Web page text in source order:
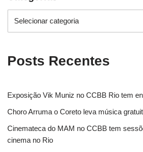
Posts Recentes
Exposição Vik Muniz no CCBB Rio tem
Choro Arruma o Coreto leva música
Cinemateca do MAM no CCBB tem
cinema no Rio